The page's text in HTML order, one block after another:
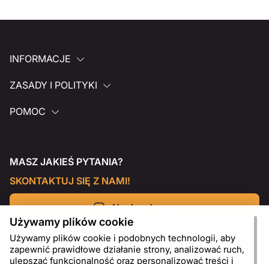
INFORMACJE
ZASADY I POLITYKI
POMOC
MASZ JAKIEŚ PYTANIA?
SKONTAKTUJ SIĘ Z NAMI!
Napisz do nas
Używamy plików cookie
Używamy plików cookie i podobnych technologii, aby
zapewnić prawidłowe działanie strony, analizować ruch,
ulepszać funkcjonalność oraz personalizować treści i